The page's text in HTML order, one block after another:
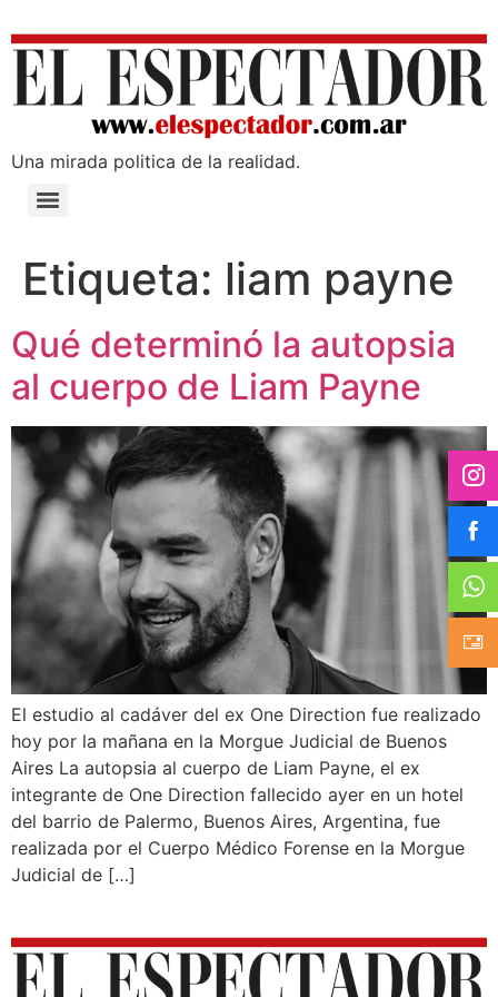
Una mirada poli­tica de la realidad.
Etiqueta: liam payne
Qué determinó la autopsia
al cuerpo de Liam Payne
El estudio al cadáver del ex One Direction fue realizado
hoy por la mañana en la Morgue Judicial de Buenos
Aires La autopsia al cuerpo de Liam Payne, el ex
integrante de One Direction fallecido ayer en un hotel
del barrio de Palermo, Buenos Aires, Argentina, fue
realizada por el Cuerpo Médico Forense en la Morgue
Judicial de […]